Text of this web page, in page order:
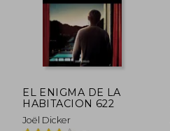
EL ENIGMA DE LA
HABITACION 622
Joël Dicker